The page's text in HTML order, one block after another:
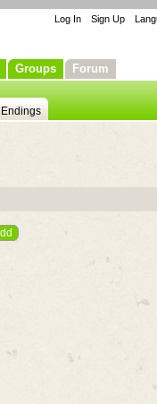
Groups Forum
Log In Sign Up
Endings